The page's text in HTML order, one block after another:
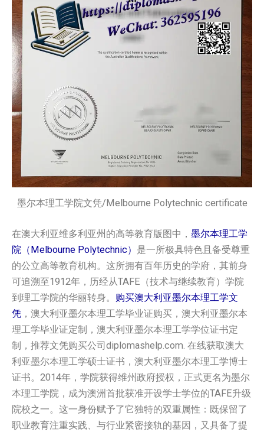
墨尔本理工学院文凭/Melbourne Polytechnic certificate
在澳大利亚维多利亚州的高等教育版图中， 墨尔本理工学
院（Melbourne Polytechnic） 是一所极具特色且备受尊重
的公立高等教育机构。这所拥有百年历史的学府，其前身
可追溯至1912年，历经从TAFE（技术与继续教育）学院
到理工学院的华丽转身。 购买澳大利亚墨尔本理工学文
凭 ，澳大利亚墨尔本理工学毕业证购买，澳大利亚墨尔本
理工学毕业证定制，澳大利亚墨尔本理工学学位证书定
制，推荐文凭购买公司diplomashelp.com. 在线获取澳大
利亚墨尔本理工学硕士证书，澳大利亚墨尔本理工学博士
证书。2014年，学院获得维州政府授权，正式更名为墨尔
本理工学院，成为澳洲首批获准开设学士学位的TAFE升级
院校之一。这一身份赋予了它独特的双重属性：既保留了
职业教育注重实践、与行业紧密接轨的基因，又具备了提